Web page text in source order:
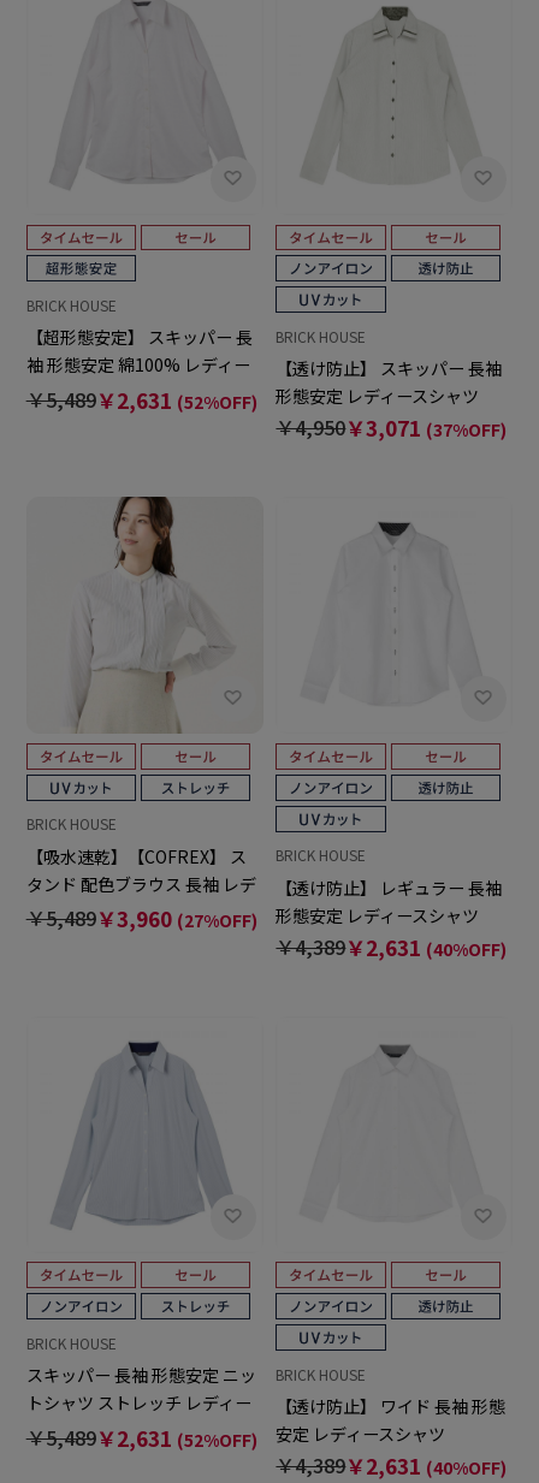
BRICK HOUSE
【超形態安定】 スキッパー 長
袖 形態安定 綿100% レディー
スシャツ
￥5,489￥2,631 (52%OFF)
BRICK HOUSE
【透け防止】 スキッパー 長袖
形態安定 レディースシャツ
￥4,950￥3,071 (37%OFF)
BRICK HOUSE
【吸水速乾】【COFREX】 ス
タンド 配色ブラウス 長袖 レデ
ィースデザインシャツ
￥5,489￥3,960 (27%OFF)
BRICK HOUSE
【透け防止】 レギュラー 長袖
形態安定 レディースシャツ
￥4,389￥2,631 (40%OFF)
BRICK HOUSE
スキッパー 長袖 形態安定 ニッ
トシャツ ストレッチ レディー
ス
￥5,489￥2,631 (52%OFF)
BRICK HOUSE
【透け防止】 ワイド 長袖 形態
安定 レディースシャツ
￥4,389￥2,631 (40%OFF)